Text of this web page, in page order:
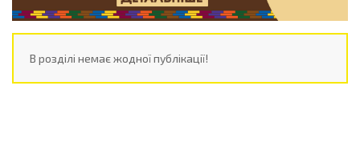
В розділі немає жодної публікації!